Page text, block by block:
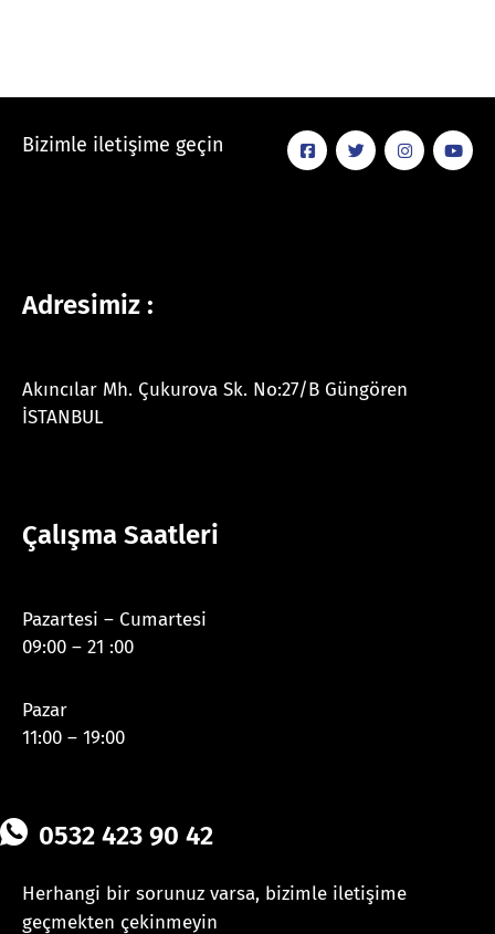
Bizimle iletişime geçin
Adresimiz :
Akıncılar Mh. Çukurova Sk. No:27/B Güngören
İSTANBUL
Çalışma Saatleri
Pazartesi – Cumartesi
09:00 – 21 :00
Pazar
11:00 – 19:00
0532 423 90 42
Herhangi bir sorunuz varsa, bizimle iletişime
geçmekten çekinmeyin